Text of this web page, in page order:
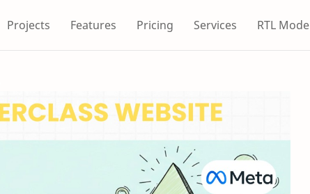
Projects Features Pricing Services RTL Mode